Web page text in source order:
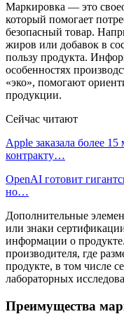
Маркировка — это
который помогает
безопасный товар.
жиров или добавок в
пользу продукта.
особенностях
«эко», помогают
продукции.
Сейчас читают
Apple заказала более
контракту…
OpenAI готовит
но…
Дополнительные
или знаки
информации о
производителя, где
продукте, в том числе
лабораторных
Преимущества